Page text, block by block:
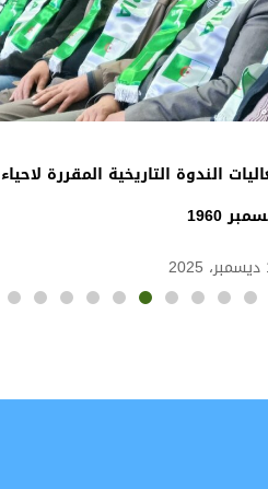
مشاركة مدير جامعة المسيلة في
جامعة الشهيد الشيخ العربي
15 ديسمبر، 2025